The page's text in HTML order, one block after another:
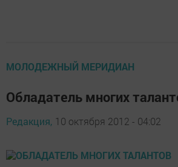
МОЛОДЕЖНЫЙ МЕРИДИАН
Обладатель многих
Редакция, 10 октября 2012 - 04:02